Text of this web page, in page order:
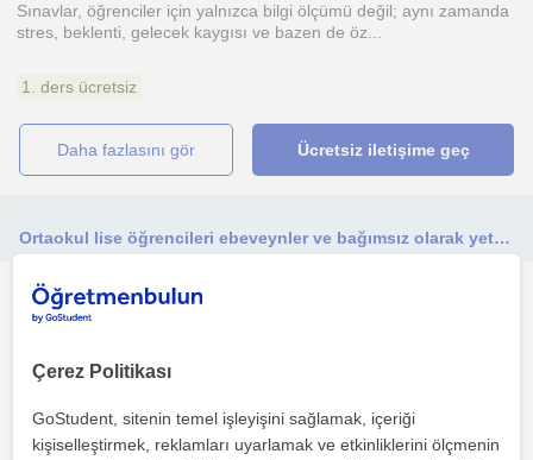
Sınavlar, öğrenciler için yalnızca bilgi ölçümü değil; aynı zamanda
stres, beklenti, gelecek kaygısı ve bazen de öz...
1. ders ücretsiz
daha fazlasını gör Ücretsiz iletişime geç
Ortaokul lise öğrencileri ebeveynler ve bağımsız olarak yetişkin grubuyla çalışmaktayım.
Psikoloji
planlanmakta. Kısa süreli çözüm odaklı terapi kuramı i...
Çerez Politikası
GoStudent, sitenin temel işleyişini sağlamak, içeriği
kişiselleştirmek, reklamları uyarlamak ve etkinliklerini ölçmenin